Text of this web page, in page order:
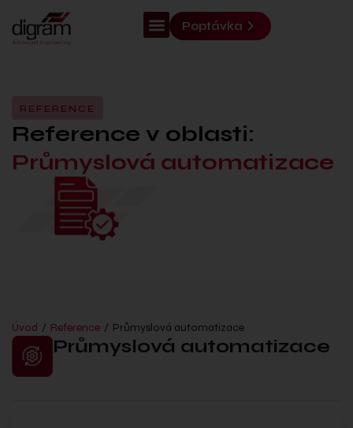
Poptávka
REFERENCE
Reference v oblasti:
Průmyslová automatizace
Úvod / Reference / Průmyslová automatizace
Průmyslová automatizace